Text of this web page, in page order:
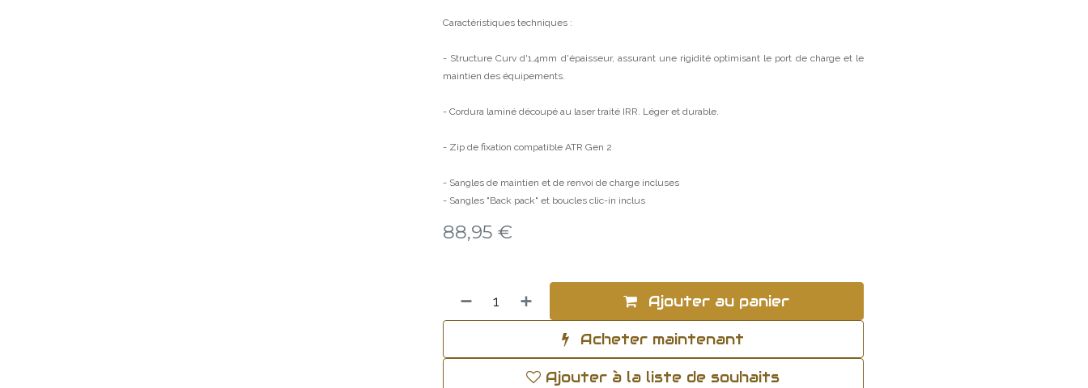
Caractéristiques techniques :
- Structure Curv d'1,4mm d'épaisseur, assurant une rigidité optimisant le port de charge et le
maintien des équipements.
- Cordura laminé découpé au laser traité IRR. Léger et durable.
- Zip de fixation compatible ATR Gen 2
- Sangles de maintien et de renvoi de charge incluses
- Sangles "Back pack" et boucles clic-in inclus
88,95 €
Ajouter au panier
Acheter maintenant
Ajouter à la liste de souhaits